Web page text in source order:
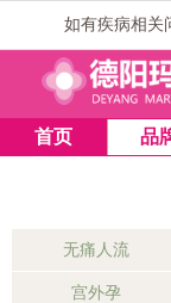
如有疾病相关
首页 品
无痛人流
宫外孕